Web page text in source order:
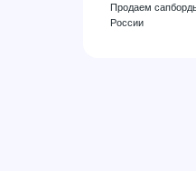
Продаем
России